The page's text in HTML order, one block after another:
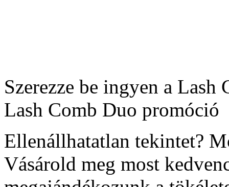
Szerezze be ingyen a Lash
Lash Comb Duo promóció
Ellenállhatatlan tekintet?
Vásárold meg most